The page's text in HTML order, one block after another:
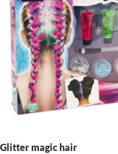
Glitter magic hair